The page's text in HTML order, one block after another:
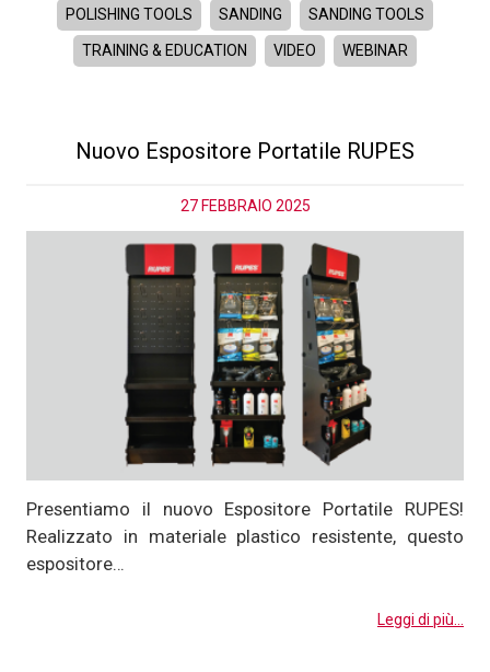
POLISHING TOOLS SANDING SANDING TOOLS
TRAINING & EDUCATION VIDEO WEBINAR
Nuovo Espositore Portatile RUPES
27 FEBBRAIO 2025
Presentiamo il nuovo Espositore Portatile RUPES!
Realizzato in materiale plastico resistente, questo
espositore…
Leggi di più...